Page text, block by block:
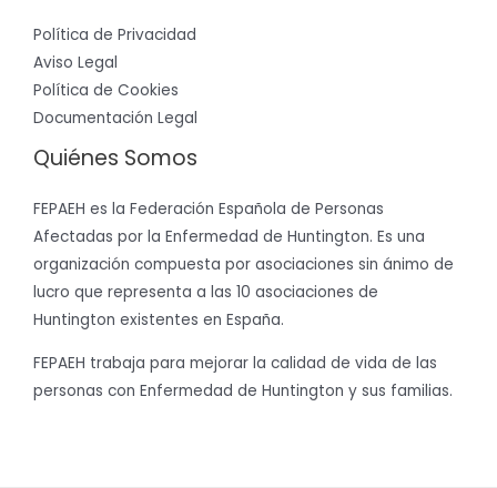
Política de Privacidad
Aviso Legal
Política de Cookies
Documentación Legal
Quiénes Somos
FEPAEH es la Federación Española de Personas
Afectadas por la Enfermedad de Huntington. Es una
organización compuesta por asociaciones sin ánimo de
lucro que representa a las 10 asociaciones de
Huntington existentes en España.
FEPAEH trabaja para mejorar la calidad de vida de las
personas con Enfermedad de Huntington y sus familias.